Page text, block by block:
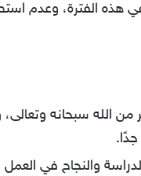
هذه الفترة، وعدم
الله سبحانه
والنجاح في